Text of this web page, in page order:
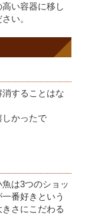
い容器に移し
い。
することはな
かったで
は3つのショッ
番好きという
さにこだわる